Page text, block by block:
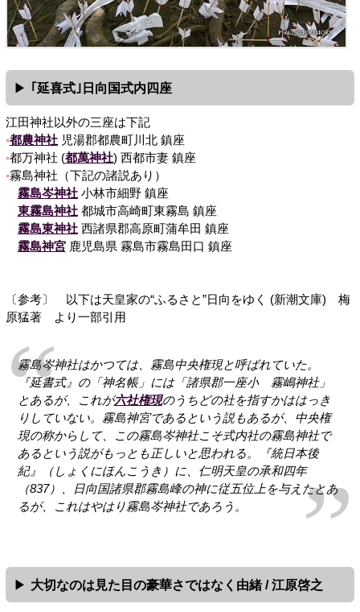
｢延喜式｣日向国式内四座
江田神社以外の三座は下記
都農神社児湯郡都農町川北 鎮座
都万神社 (都萬神社) 西都市妻 鎮座
霧島神社（下記の諸説あり）
霧島岑神社小林市細野 鎮座
東霧島神社都城市高崎町東霧島 鎮座
霧島東神社西諸県郡高原町蒲牟田 鎮座
霧島神宮鹿児島県 霧島市霧島田口 鎮座
〔参考〕 以下は天皇家の“ふるさと”日向をゆく (新潮文庫) 梅
原猛著 より一部引用
霧島岑神社はかつては、霧島中央権現と呼ばれていた。
『延書式』の「神名帳」には「諸県郡一座小 霧嶋神社」
とあるが、これが六社権現のうちどの社を指すかははっき
りしていない。霧島神宮であるという説もあるが、中央権
現の称からして、この霧島岑神社こそ式内社の霧島神社で
あるという説がもっとも正しいと思われる。『統日本後
紀』（しょくにほんこうき）に、仁明天皇の承和四年
（837）、日向国諸県郡霧島峰の神に従五位上を与えたとあ
るが、これはやはり霧島岑神社であろう。
大切なのは見た目の豪華さではなく由緒 / 江原啓之